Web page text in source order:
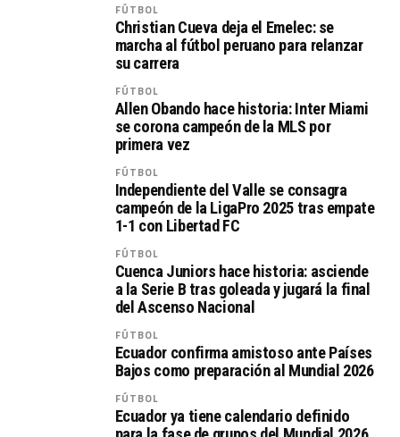
FÚTBOL
Christian Cueva deja el Emelec: se
marcha al fútbol peruano para relanzar
su carrera
FÚTBOL
Allen Obando hace historia: Inter Miami
se corona campeón de la MLS por
primera vez
FÚTBOL
Independiente del Valle se consagra
campeón de la LigaPro 2025 tras empate
1-1 con Libertad FC
FÚTBOL
Cuenca Juniors hace historia: asciende
a la Serie B tras goleada y jugará la final
del Ascenso Nacional
FÚTBOL
Ecuador confirma amistoso ante Países
Bajos como preparación al Mundial 2026
FÚTBOL
Ecuador ya tiene calendario definido